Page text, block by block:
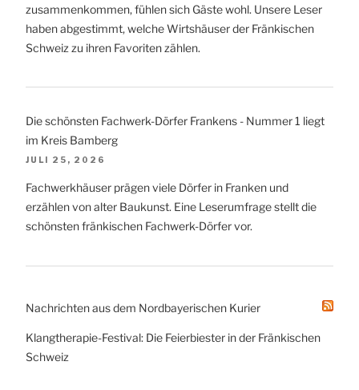
zusammenkommen, fühlen sich Gäste wohl. Unsere Leser
haben abgestimmt, welche Wirtshäuser der Fränkischen
Schweiz zu ihren Favoriten zählen.
Die schönsten Fachwerk-Dörfer Frankens - Nummer 1 liegt
im Kreis Bamberg
JULI 25, 2026
Fachwerkhäuser prägen viele Dörfer in Franken und
erzählen von alter Baukunst. Eine Leserumfrage stellt die
schönsten fränkischen Fachwerk-Dörfer vor.
Nachrichten aus dem Nordbayerischen Kurier
Klangtherapie-Festival: Die Feierbiester in der Fränkischen
Schweiz